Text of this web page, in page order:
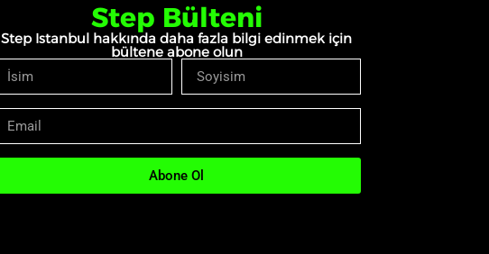
Step Bülteni
Step Istanbul hakkında daha fazla bilgi edinmek için
bültene abone olun
Abone Ol